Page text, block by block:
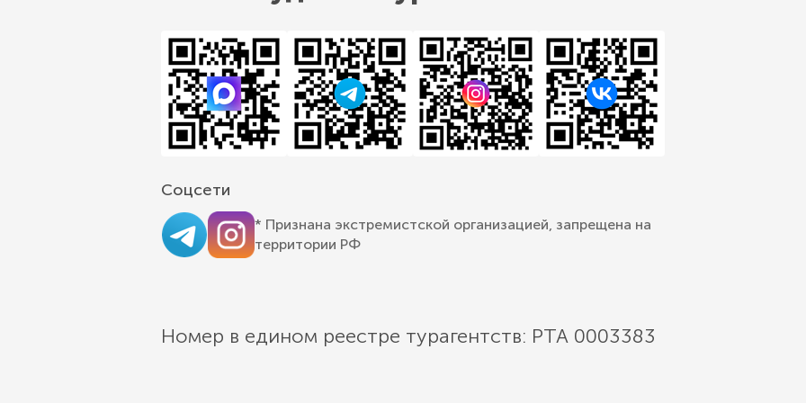
Соцсети
* Признана экстремистской организацией, запрещена на
территории РФ
Номер в едином реестре турагентств: РТА 0003383